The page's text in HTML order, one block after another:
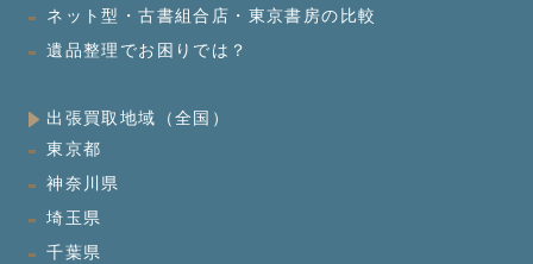
ネット型・古書組合店・東京書房の比較
遺品整理でお困りでは？
出張買取地域（全国）
東京都
神奈川県
埼玉県
千葉県